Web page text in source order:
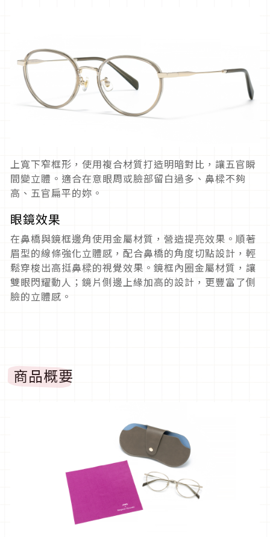
上寬下窄框形，使用複合材質打造明暗對比，讓五官瞬
間變立體。適合在意眼周或臉部留白過多、鼻樑不夠
高、五官扁平的妳。
眼鏡效果
在鼻橋與鏡框邊角使用金屬材質，營造提亮效果。順著
眉型的線條強化立體感，配合鼻橋的角度切點設計，輕
鬆穿梭出高挺鼻樑的視覺效果。鏡框內圈金屬材質，讓
雙眼閃耀動人；鏡片側邊上緣加高的設計，更豐富了側
臉的立體感。
商品概要